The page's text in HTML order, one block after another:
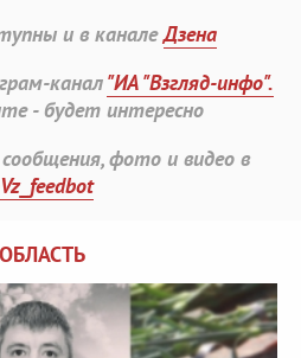
и в каналеДзена
канал"ИА "Взгляд-инфо".
- будет интересно
фото и видео в